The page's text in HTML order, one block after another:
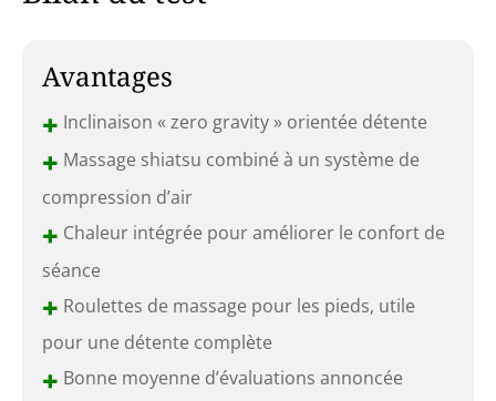
Avantages
+ Inclinaison « zero gravity » orientée détente
+ Massage shiatsu combiné à un système de
compression d’air
+ Chaleur intégrée pour améliorer le confort de
séance
+ Roulettes de massage pour les pieds, utile
pour une détente complète
+ Bonne moyenne d’évaluations annoncée